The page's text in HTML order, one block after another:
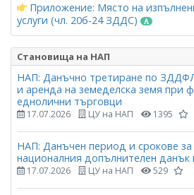
Приложение: Място на
услуги (чл. 20б-24 ЗДДС)
Становища на НАП
НАП: Данъчно третиране по
и аренда на земеделска земя при
еднолични търговци
17.07.2026 ЦУ на НАП 1395
НАП: Данъчен период и срокове за
националния допълнителен данък
17.07.2026 ЦУ на НАП 529